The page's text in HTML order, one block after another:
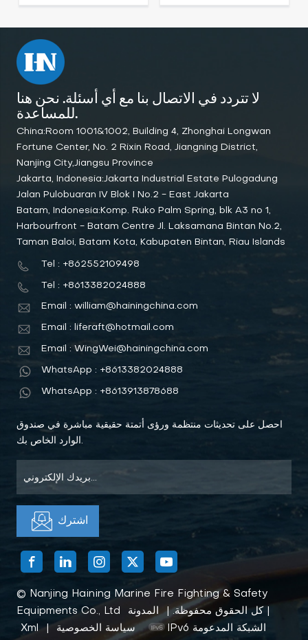
لا تتردد في الاتصال بنا مع أي أسئلة. نحن هنا
للمساعدة.
China:Room 1001&1002, Building 4, Zhonghai Longwan
Fortune Center, No. 2 Rixin Road, Jiangning District,
Nanjing City,Jiangsu Province
Jakarta, Indonesia:Jakarta Industrial Estate Pulogadung
Jalan Pulobuaran IV Blok I No.2 - East Jakarta
Batam, Indonesia:Komp. Ruko Palm Spring, blk A3 no 1,
Harbourfront - Batam Centre Jl. Laksamana Bintan No.2,
Taman Baloi, Batam Kota, Kabupaten Bintan, Riau Islands
Tel : +862552109498
Tel : +8613382024888
Email : william@hainingchina.com
Email : liferaft@hotmail.com
Email : WingWei@hainingchina.com
WhatsApp : +8613382024888
WhatsApp : +8613913878688
احصل على تحديثات منتظمة ورؤى أتمتة حقيقية مباشرة في صندوق
الوارد الخاص بك.
© Nanjing Haining Marine Fire Fighting & Safety
Equipments Co., Ltd كل الحقوق محفوظة. |
المدونة
Xml | سياسة الخصوصية IPv6 الشبكة المدعومة